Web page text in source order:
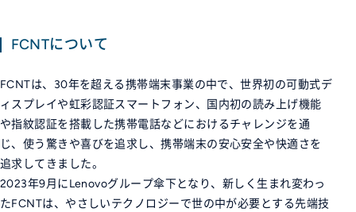
FCNTについて
FCNTは、30年を超える携帯端末事業の中で、世界初の可動式デ
ィスプレイや虹彩認証スマートフォン、国内初の読み上げ機能
や指紋認証を搭載した携帯電話などにおけるチャレンジを通
じ、使う驚きや喜びを追求し、携帯端末の安心安全や快適さを
追求してきました。
2023年9月にLenovoグループ傘下となり、新しく生まれ変わっ
たFCNTは、やさしいテクノロジーで世の中が必要とする先端技